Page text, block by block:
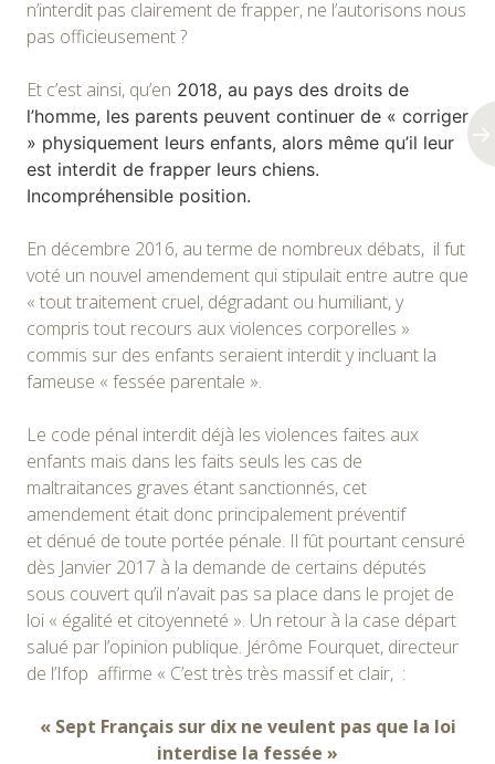
n’interdit pas clairement de frapper, ne l’autorisons nous
pas officieusement ?
Et c’est ainsi, qu’en 2018, au pays des droits de
l’homme, les parents peuvent continuer de « corriger
» physiquement leurs enfants, alors même qu’il leur
est interdit de frapper leurs chiens.
Incompréhensible position.
En décembre 2016, au terme de nombreux débats, il fut
voté un nouvel amendement qui stipulait entre autre que
« tout traitement cruel, dégradant ou humiliant, y
compris tout recours aux violences corporelles »
commis sur des enfants seraient interdit y incluant la
fameuse « fessée parentale ».
Le code pénal interdit déjà les violences faites aux
enfants mais dans les faits seuls les cas de
maltraitances graves étant sanctionnés, cet
amendement était donc principalement préventif
et dénué de toute portée pénale. Il fût pourtant censuré
dès Janvier 2017 à la demande de certains députés
sous couvert qu’il n’avait pas sa place dans le projet de
loi « égalité et citoyenneté ». Un retour à la case départ
salué par l’opinion publique. Jérôme Fourquet, directeur
de l’Ifop affirme « C’est très très massif et clair, :
« Sept Français sur dix ne veulent pas que la loi
interdise la fessée »